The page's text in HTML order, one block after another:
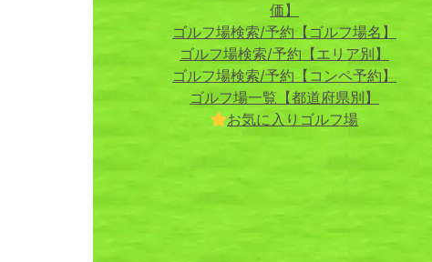
価】
ゴルフ場検索/予約【ゴルフ場名】
ゴルフ場検索/予約【エリア別】
ゴルフ場検索/予約【コンペ予約】
ゴルフ場一覧【都道府県別】
お気に入りゴルフ場